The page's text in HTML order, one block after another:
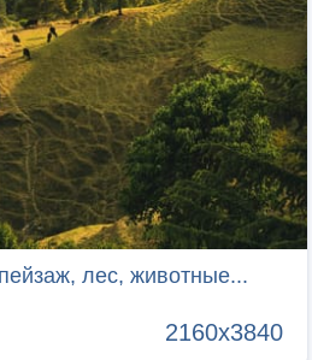
лес, животные...
2160x3840